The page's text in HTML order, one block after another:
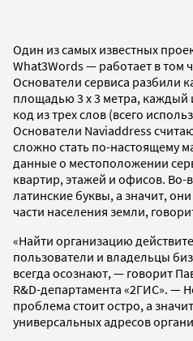
Один из самых известных
What3Words — работает в том
Основатели сервиса разбили
площадью 3 х 3 метра, каждый
код из трех слов (всего
Основатели Naviaddress
сложно стать по-настоящему
данные о местоположении
квартир, этажей и офисов. Во-
латинские буквы, а значит,
части населения земли,
«Найти организацию
пользователи и владельцы
всегда осознают, — говорит
R&D-департамента «2ГИС». —
проблема стоит остро, а
универсальных адресов